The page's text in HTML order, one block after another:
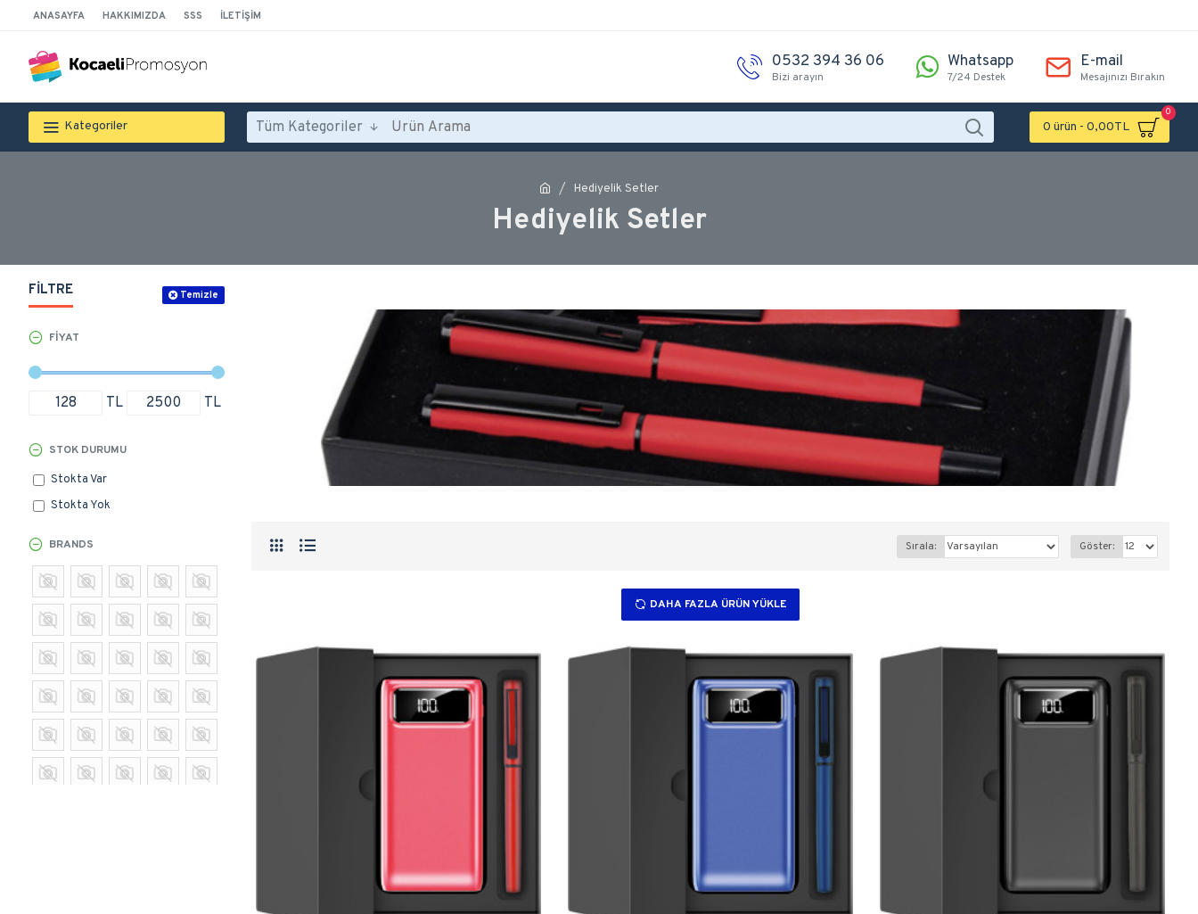
ANASAYFA HAKKIMIZDA SSS İLETIŞIM
0532 394 36 06
Bizi arayın
Whatsapp
7/24 Destek
E-mail
Mesajınızı Bırakın
Kategoriler Tüm Kategoriler 0 ürün - 0,00TL
0
Hediyelik Setler
Hediyelik Setler
FILTRE Temizle
FIYAT
TL TL
BRANDS
STOK DURUMU
Stokta Var
Stokta Yok
Sırala: Göster:
DAHA FAZLA ÜRÜN YÜKLE